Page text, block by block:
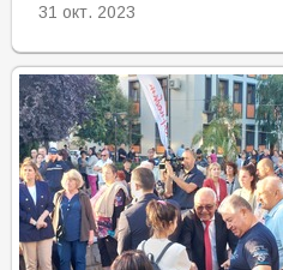
31 окт. 2023